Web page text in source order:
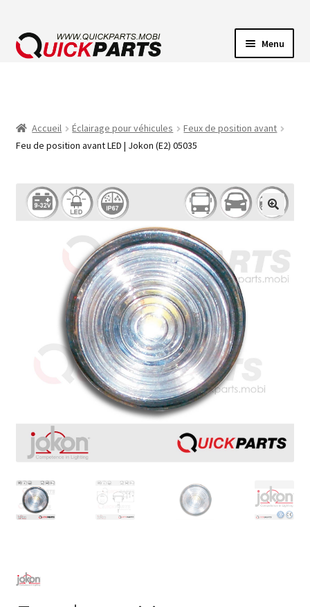
Menu
POMPES
AVERTISSEUR SONORE
Accueil Éclairage pour véhicules
Feux de position avant
Feu de position avant LED | Jokon (E2) 05035